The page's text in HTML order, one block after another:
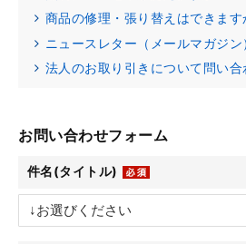
商品の修理・張り替えはできます
ニュースレター（メールマガジ
法人のお取り引きについて問い合
お問い合わせフォーム
件名(タイトル)